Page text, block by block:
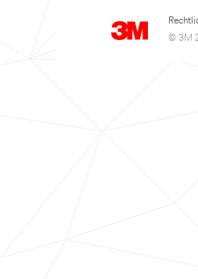
© 3M